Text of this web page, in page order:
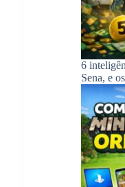
6
Sena, e